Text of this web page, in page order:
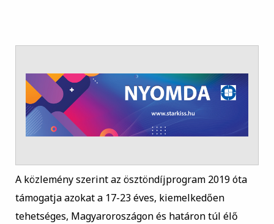
A közlemény szerint az ösztöndíjprogram 2019 óta
támogatja azokat a 17-23 éves, kiemelkedően
tehetséges, Magyaroroszágon és határon túl élő